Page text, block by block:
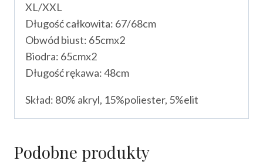
XL/XXL
Długość całkowita: 67/68cm
Obwód biust: 65cmx2
Biodra: 65cmx2
Długość rękawa: 48cm
Skład: 80% akryl, 15%poliester, 5%elit
Podobne produkty